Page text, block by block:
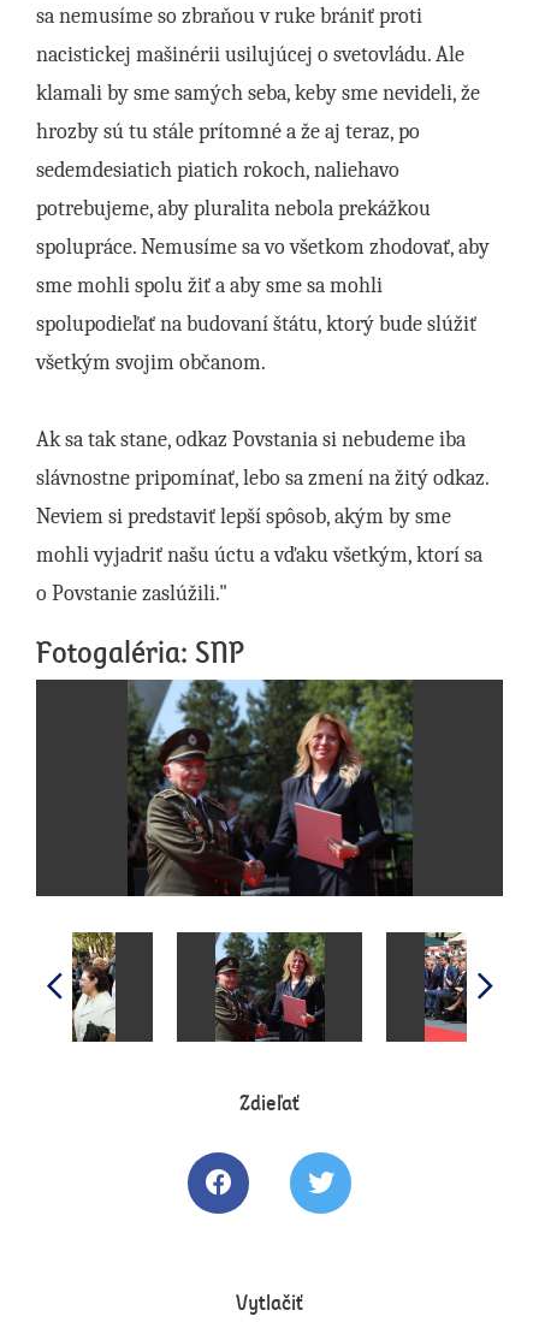
sa nemusíme so zbraňou v ruke brániť proti
nacistickej mašinérii usilujúcej o svetovládu. Ale
klamali by sme samých seba, keby sme nevideli, že
hrozby sú tu stále prítomné a že aj teraz, po
sedemdesiatich piatich rokoch, naliehavo
potrebujeme, aby pluralita nebola prekážkou
spolupráce. Nemusíme sa vo všetkom zhodovať, aby
sme mohli spolu žiť a aby sme sa mohli
spolupodieľať na budovaní štátu, ktorý bude slúžiť
všetkým svojim občanom.
Ak sa tak stane, odkaz Povstania si nebudeme iba
slávnostne pripomínať, lebo sa zmení na žitý odkaz.
Neviem si predstaviť lepší spôsob, akým by sme
mohli vyjadriť našu úctu a vďaku všetkým, ktorí sa
o Povstanie zaslúžili."
Fotogaléria: SNP
Zdieľať
Zdielať článok na Facebooku
Tweetovať článok
Vytlačiť